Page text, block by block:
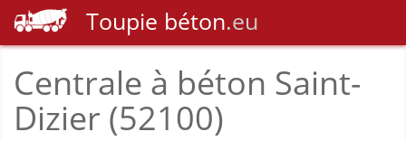
Toupie béton.eu
Centrale à béton Saint-
Dizier (52100)